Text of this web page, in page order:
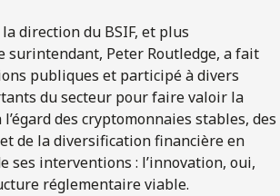
direction du BSIF, et plus
surintendant, Peter Routledge, a fait
publiques et participé à divers
du secteur pour faire valoir la
des cryptomonnaies stables, des
de la diversification financière en
ses interventions : l’innovation, oui,
réglementaire viable.